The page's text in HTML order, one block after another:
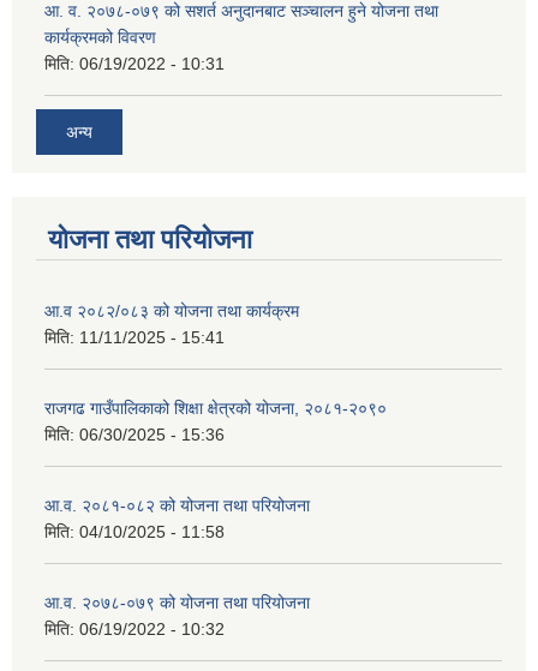
आ. व. २०७८-०७९ को सशर्त अनुदानबाट सञ्चालन हुने योजना तथा
कार्यक्रमको विवरण
मिति: 06/19/2022 - 10:31
अन्य
योजना तथा परियोजना
आ.व २०८२/०८३ को योजना तथा कार्यक्रम
मिति: 11/11/2025 - 15:41
राजगढ गाउँपालिकाको शिक्षा क्षेत्रको योजना, २०८१-२०९०
मिति: 06/30/2025 - 15:36
आ.व. २०८१-०८२ को योजना तथा परियोजना
मिति: 04/10/2025 - 11:58
आ.व. २०७८-०७९ को योजना तथा परियोजना
मिति: 06/19/2022 - 10:32